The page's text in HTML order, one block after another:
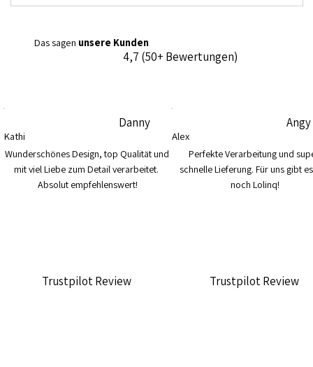
Das sagen unsere Kunden
4,7 (50+ Bewertungen)
Kathi
Wunderschönes Design, top Qualität und
mit viel Liebe zum Detail verarbeitet.
Absolut empfehlenswert!
Danny
Trustpilot Review
Alex
Perfekte Verarbeitung und
schnelle Lieferung. Für uns gibt
noch Lolinq!
Angy
Trustpilot Review